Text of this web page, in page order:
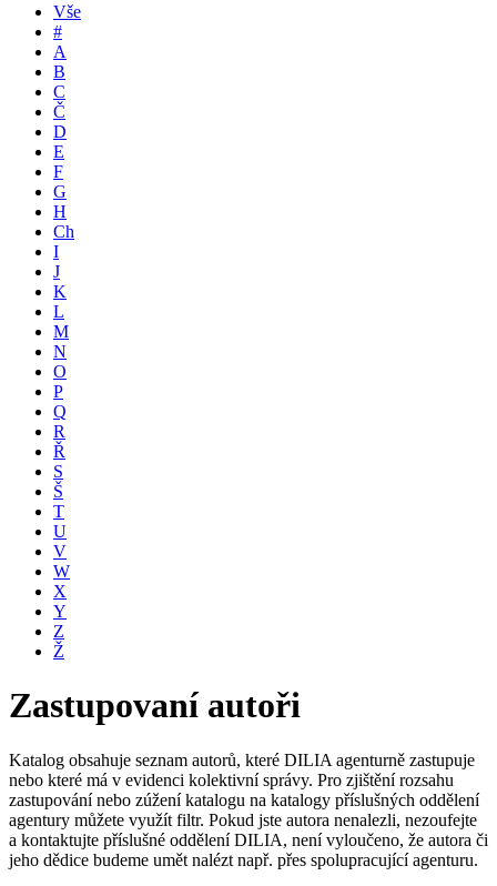
Vše
#
A
B
C
Č
D
E
F
G
H
Ch
I
J
K
L
M
N
O
P
Q
R
Ř
S
Š
T
U
V
W
X
Y
Z
Ž
Zastupovaní autoři
Katalog obsahuje seznam autorů, které DILIA agenturně zastupuje
nebo které má v evidenci kolektivní správy. Pro zjištění rozsahu
zastupování nebo zúžení katalogu na katalogy příslušných oddělení
agentury můžete využít filtr. Pokud jste autora nenalezli, nezoufejte
a kontaktujte příslušné oddělení DILIA, není vyloučeno, že autora či
jeho dědice budeme umět nalézt např. přes spolupracující agenturu.